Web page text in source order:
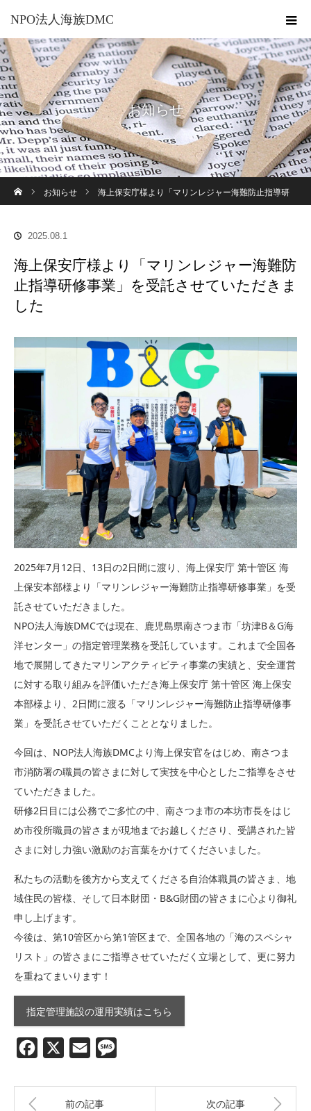
NPO法人海族DMC
お知らせ
お知らせ
海上保安庁様より「マリンレジャー海難防止指導研
2025.08.1
海上保安庁様より「マリンレジャー海難防
止指導研修事業」を受託させていただきま
した
2025年7月12日、13日の2日間に渡り、海上保安庁 第十管区 海
上保安本部様より「マリンレジャー海難防止指導研修事業」を受
託させていただきました。
NPO法人海族DMCでは現在、鹿児島県南さつま市「坊津B＆G海
洋センター」の指定管理業務を受託しています。これまで全国各
地で展開してきたマリンアクティビティ事業の実績と、安全運営
に対する取り組みを評価いただき海上保安庁 第十管区 海上保安
本部様より、2日間に渡る「マリンレジャー海難防止指導研修事
業」を受託させていただくこととなりました。
今回は、NOP法人海族DMCより海上保安官をはじめ、南さつま
市消防署の職員の皆さまに対して実技を中心としたご指導をさせ
ていただきました。
研修2日目には公務でご多忙の中、南さつま市の本坊市長をはじ
め市役所職員の皆さまが現地までお越しくださり、受講された皆
さまに対し力強い激励のお言葉をかけてくださいました。
私たちの活動を後方から支えてくださる自治体職員の皆さま、地
域住民の皆様、そして日本財団・B&G財団の皆さまに心より御礼
申し上げます。
今後は、第10管区から第1管区まで、全国各地の「海のスペシャ
リスト」の皆さまにご指導させていただく立場として、更に努力
を重ねてまいります！
指定管理施設の運用実績はこちら
Facebook Email
前の記事 次の記事